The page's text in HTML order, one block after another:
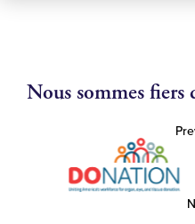
Nous sommes fiers